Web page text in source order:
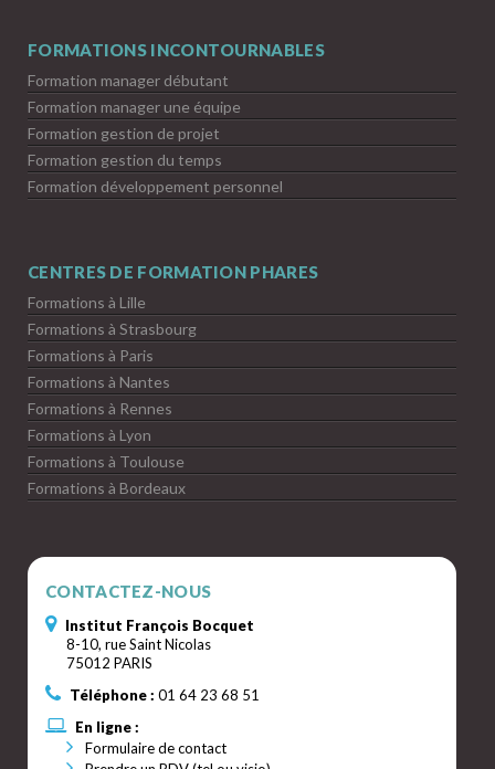
FORMATIONS INCONTOURNABLES
Formation manager débutant
Formation manager une équipe
Formation gestion de projet
Formation gestion du temps
Formation développement personnel
CENTRES DE FORMATION PHARES
Formations à Lille
Formations à Strasbourg
Formations à Paris
Formations à Nantes
Formations à Rennes
Formations à Lyon
Formations à Toulouse
Formations à Bordeaux
CONTACTEZ-NOUS
Institut François Bocquet
8-10, rue Saint Nicolas
75012 PARIS
Téléphone : 01 64 23 68 51
En ligne :
Formulaire de contact